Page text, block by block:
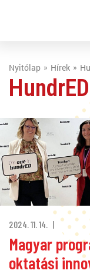
Nyitólap Hírek
2024. 11. 14.
Magyar
oktatási